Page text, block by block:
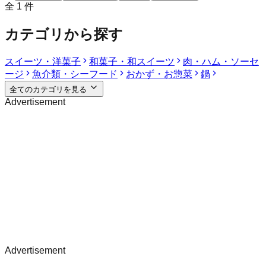
全 1 件
カテゴリから探す
スイーツ・洋菓子 和菓子・和スイーツ
肉・ハム・ソーセ
ージ
魚介類・シーフード おかず・お惣菜 鍋
全てのカテゴリを見る
Advertisement
Advertisement